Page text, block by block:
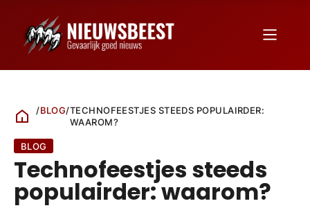
/BLOG/TECHNOFEESTJES STEEDS POPULAIRDER:
WAAROM?
BLOG
Technofeestjes steeds
populairder: waarom?